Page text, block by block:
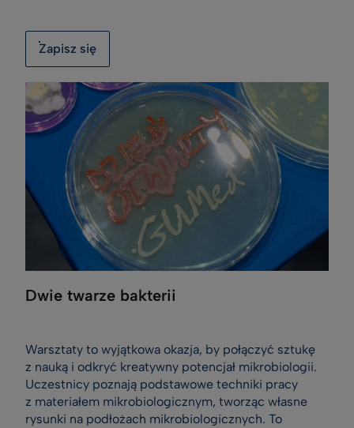
Zapisz się
Dwie twarze bakterii
Warsztaty to wyjątkowa okazja, by połączyć sztukę
z nauką i odkryć kreatywny potencjał mikrobiologii.
Uczestnicy poznają podstawowe techniki pracy
z materiałem mikrobiologicznym, tworząc własne
rysunki na podłożach mikrobiologicznych. To